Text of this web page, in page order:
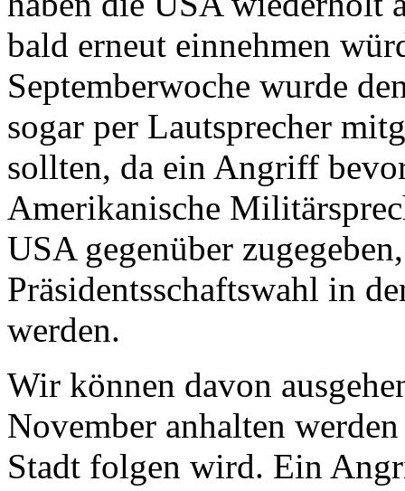
bald erneut einnehmen
Septemberwoche wurde
sogar per Lautsprecher
sollten, da ein Angriff
Amerikanische
USA gegenüber
Präsidentsschaftswahl in
werden.
Wir können davon
November anhalten
Stadt folgen wird. Ein